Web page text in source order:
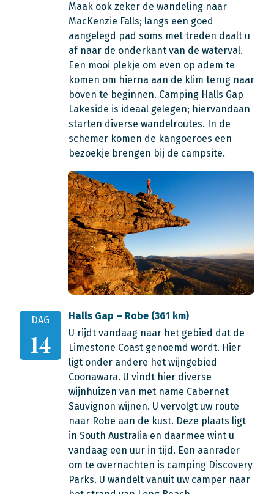
Maak ook zeker de wandeling naar
MacKenzie Falls; langs een goed
aangelegd pad soms met treden daalt u
af naar de onderkant van de waterval.
Een mooi plekje om even op adem te
komen om hierna aan de klim terug naar
boven te beginnen. Camping Halls Gap
Lakeside is ideaal gelegen; hiervandaan
starten diverse wandelroutes. In de
schemer komen de kangoeroes een
bezoekje brengen bij de campsite.
DAG
14
Halls Gap – Robe (361 km)
U rijdt vandaag naar het gebied dat de
Limestone Coast genoemd wordt. Hier
ligt onder andere het wijngebied
Coonawara. U vindt hier diverse
wijnhuizen van met name Cabernet
Sauvignon wijnen. U vervolgt uw route
naar Robe aan de kust. Deze plaats ligt
in South Australia en daarmee wint u
vandaag een uur in tijd. Een aanrader
om te overnachten is camping Discovery
Parks. U wandelt vanuit uw camper naar